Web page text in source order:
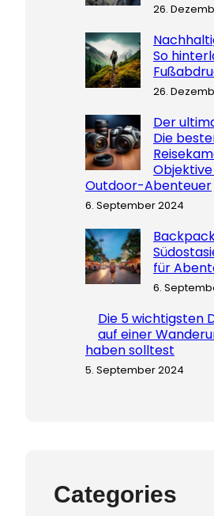
26.
So
26.
Der
Die
Outdoor-Abenteuer
6. September 2024
für
6.
Die 5 wichtigsten
auf einer
haben solltest
5. September 2024
Categories